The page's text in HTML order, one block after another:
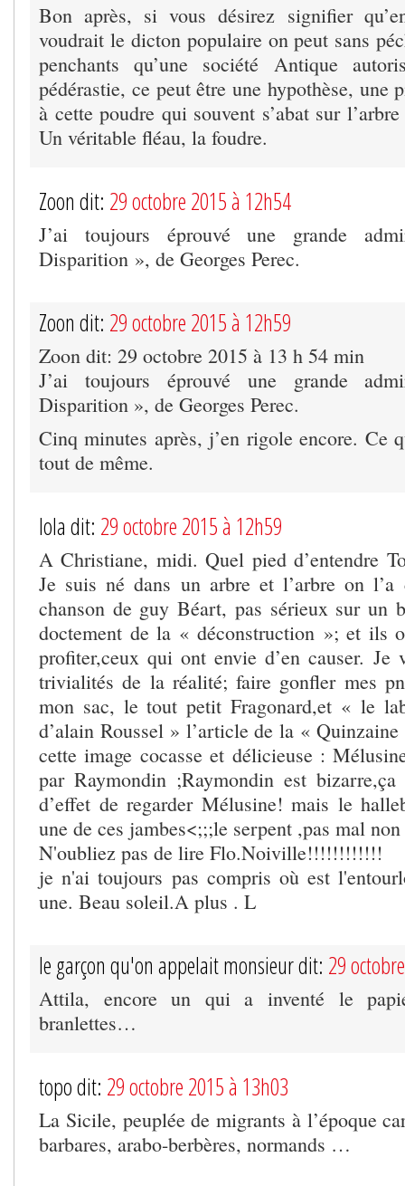
Bon après, si vous désirez signifier
voudrait le dicton populaire on peut sans
penchants qu’une société Antique
pédérastie, ce peut être une hypothèse, une
à cette poudre qui souvent s’abat sur
Un véritable fléau, la foudre.
Zoon dit: 29 octobre 2015 à 12h54
J’ai toujours éprouvé une grande
Disparition », de Georges Perec.
Zoon dit: 29 octobre 2015 à 12h59
Zoon dit: 29 octobre 2015 à 13 h 54 min
J’ai toujours éprouvé une grande
Disparition », de Georges Perec.
Cinq minutes après, j’en rigole encore. Ce
tout de même.
lola dit: 29 octobre 2015 à 12h59
A Christiane, midi. Quel pied d’entendre
Je suis né dans un arbre et l’arbre on l’a
chanson de guy Béart, pas sérieux sur un
doctement de la « déconstruction »; et ils
profiter,ceux qui ont envie d’en causer.
trivialités de la réalité; faire gonfler mes
mon sac, le tout petit Fragonard,et « le
d’alain Roussel » l’article de la «
cette image cocasse et délicieuse :
par Raymondin ;Raymondin est
d’effet de regarder Mélusine! mais le
une de ces jambes<;;;le serpent ,pas mal
N'oubliez pas de lire Flo.Noiville!!!!!!!!!!!!
je n'ai toujours pas compris où est
une. Beau soleil.A plus . L
le garçon qu'on appelait monsieur dit: 29
Attila, encore un qui a inventé le
branlettes…
topo dit: 29 octobre 2015 à 13h03
La Sicile, peuplée de migrants à l’époque
barbares, arabo-berbères, normands …